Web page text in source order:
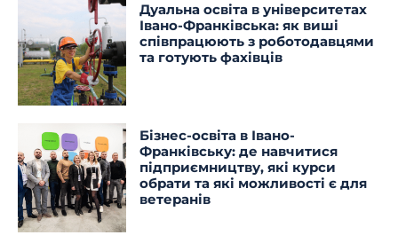
Дуальна освіта в університетах
Івано-Франківська: як виші
співпрацюють з роботодавцями
та готують фахівців
Бізнес-освіта в Івано-
Франківську: де навчитися
підприємництву, які курси
обрати та які можливості є для
ветеранів